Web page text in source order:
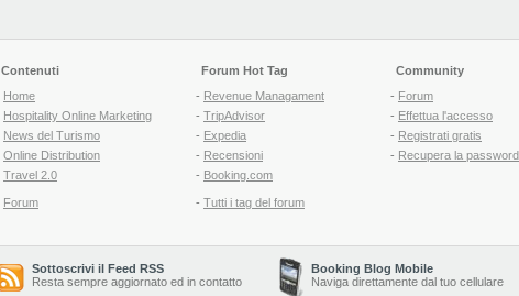
Contenuti
Home
Hospitality Online Marketing
News del Turismo
Online Distribution
Travel 2.0
Forum
Forum Hot Tag
- Revenue Managament
- TripAdvisor
- Expedia
- Recensioni
- Booking.com
- Tutti i tag del forum
Community
- Forum
- Effettua l'accesso
- Registrati gratis
- Recupera la password
Sottoscrivi il Feed RSS
Resta sempre aggiornato ed in contatto
Booking Blog Mobile
Naviga direttamente dal tuo cellulare